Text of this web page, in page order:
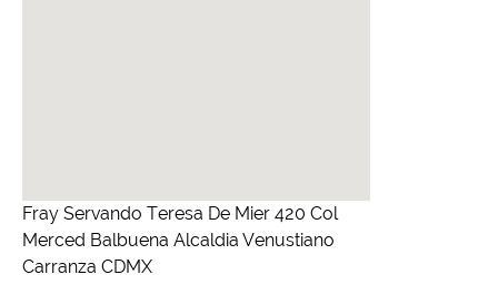
Fray Servando Teresa De Mier 420 Col
Merced Balbuena Alcaldia Venustiano
Carranza CDMX